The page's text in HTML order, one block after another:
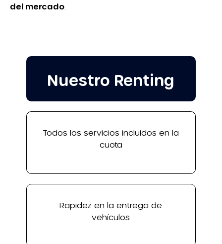
del mercado
Nuestro Renting
Todos los servicios incluidos en la
cuota
Rapidez en la entrega de
vehículos